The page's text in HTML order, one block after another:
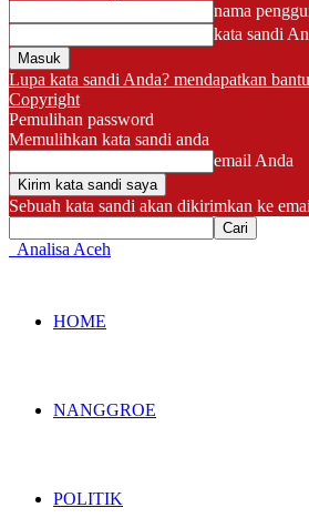
nama
kata sandi
Lupa kata sandi Anda? mendapatkan
Copyright
Pemulihan password
Memulihkan kata sandi anda
email Anda
Sebuah kata sandi akan dikirimkan ke
Analisa Aceh
HOME
NANGGROE
POLITIK